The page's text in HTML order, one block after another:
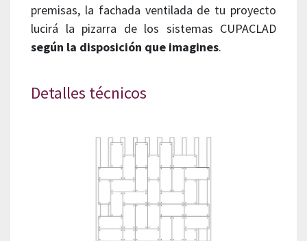
premisas, la fachada ventilada de tu proyecto
lucirá la pizarra de los sistemas CUPACLAD
según la disposición que imagines.
Detalles técnicos